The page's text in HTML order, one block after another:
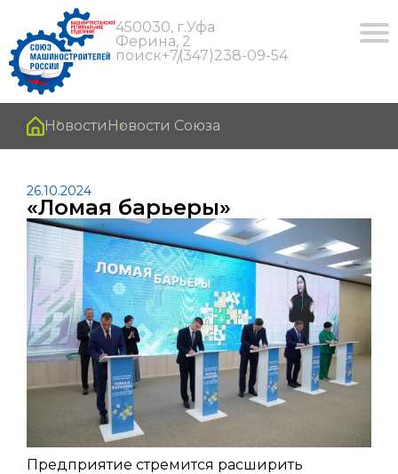
450030, г.Уфа
Ферина, 2
поиск+7(347)238-09-54
Новости Новости Союза
26.10.2024
«Ломая барьеры»
Предприятие стремится расширить